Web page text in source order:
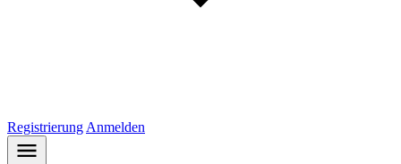
Registrierung Anmelden